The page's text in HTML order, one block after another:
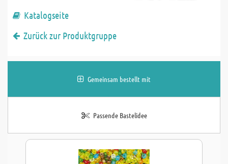
Katalogseite
Zurück zur Produktgruppe
Gemeinsam bestellt mit
Passende Bastelidee